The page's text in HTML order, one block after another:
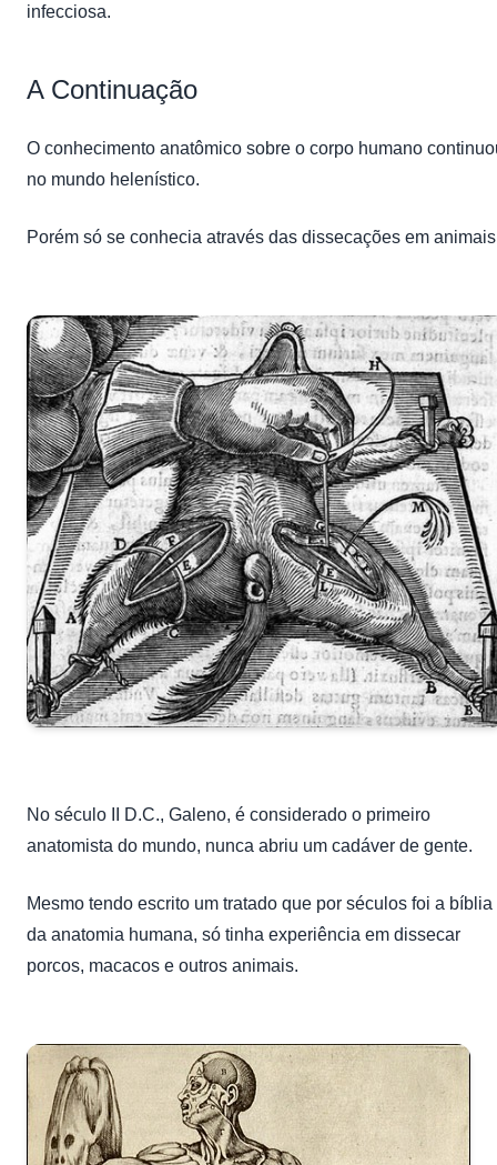
infecciosa.
A Continuação
O conhecimento anatômico sobre o corpo humano
no mundo helenístico.
Porém só se conhecia através das dissecações em
No século II D.C., Galeno, é considerado o primeiro
anatomista do mundo, nunca abriu um cadáver de gente.
Mesmo tendo escrito um tratado que por séculos foi a bíblia
da anatomia humana, só tinha experiência em dissecar
porcos, macacos e outros animais.